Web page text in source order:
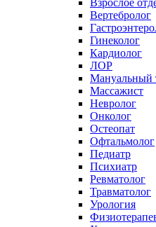
Взрослое
Вертебролог
Гинеколог
Кардиолог
ЛОР
Мануальный
Массажист
Невролог
Онколог
Остеопат
Офтальмолог
Педиатр
Психиатр
Ревматолог
Травматолог
Урология